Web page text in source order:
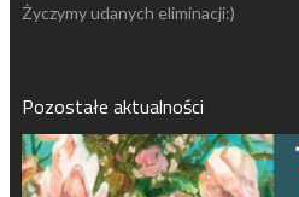
Życzymy udanych eliminacji:)
Pozostałe aktualności